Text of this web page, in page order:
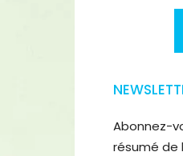
Abonnez-
résumé de